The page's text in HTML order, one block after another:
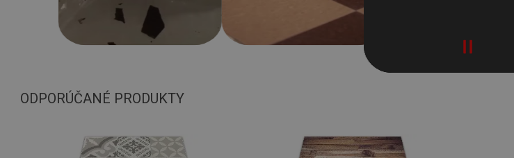
ODPORÚČANÉ PRODUKTY